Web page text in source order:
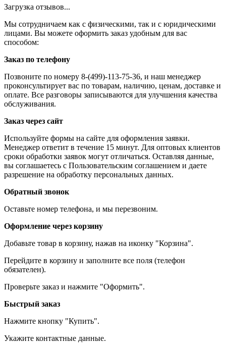
Загрузка отзывов...
Мы сотрудничаем как с физическими, так и с юридическими
лицами. Вы можете оформить заказ удобным для вас
способом:
Заказ по телефону
Позвоните по номеру 8-(499)-113-75-36, и наш менеджер
проконсультирует вас по товарам, наличию, ценам, доставке и
оплате. Все разговоры записываются для улучшения качества
обслуживания.
Заказ через сайт
Используйте формы на сайте для оформления заявки.
Менеджер ответит в течение 15 минут. Для оптовых клиентов
сроки обработки заявок могут отличаться. Оставляя данные,
вы соглашаетесь с Пользовательским соглашением и даете
разрешение на обработку персональных данных.
Обратный звонок
Оставьте номер телефона, и мы перезвоним.
Оформление через корзину
Добавьте товар в корзину, нажав на иконку "Корзина".
Перейдите в корзину и заполните все поля (телефон
обязателен).
Проверьте заказ и нажмите "Оформить".
Быстрый заказ
Нажмите кнопку "Купить".
Укажите контактные данные.